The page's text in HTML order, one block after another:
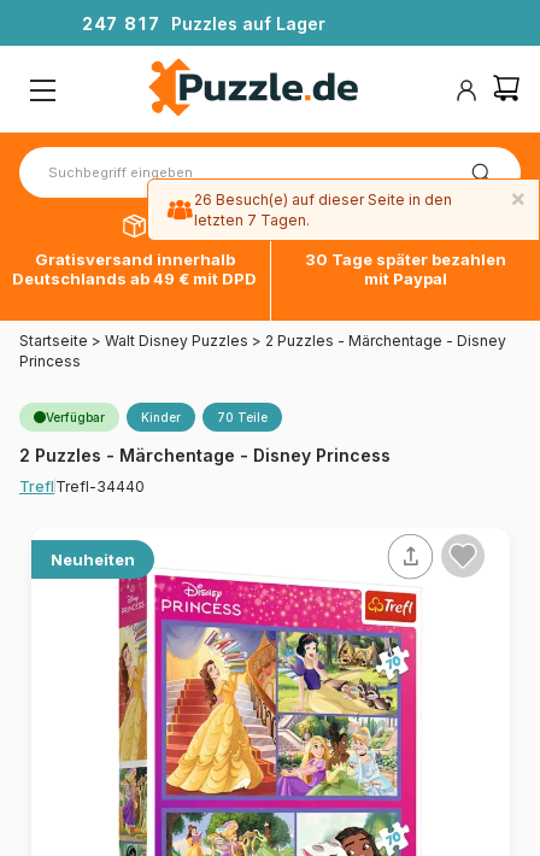
247 81 7 Puzzles auf Lager
Gratisversand innerhalb
Deutschlands ab 49 € mit DPD
30 Tage später bezahlen
mit Paypal
Startseite > Walt Disney Puzzles > 2 Puzzles - Märchentage - Disney
Princess
Verfügbar Kinder 70 Teile
2 Puzzles - Märchentage - Disney Princess
Trefl Trefl-34440
Neuheiten
×
26 Besuch(e) auf dieser Seite in den
letzten 7 Tagen.